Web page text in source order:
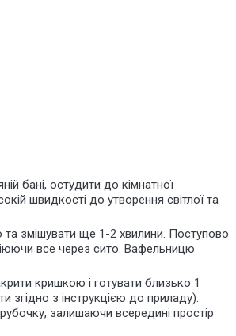
бані, остудити до кімнатної
швидкості до утворення світлої та
змішувати ще 1-2 хвилини. Поступово
все через сито. Вафельницю
кришкою і готувати близько 1
згідно з інструкцією до приладу).
залишаючи всередині простір